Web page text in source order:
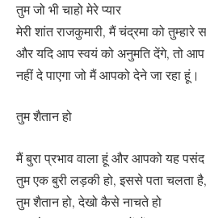
तुम जो भी चाहो मेरे प्यार
मेरी शांत राजकुमारी, मैं चंद्रमा को तुम्हारे
और यदि आप स्वयं को अनुमति देंगे, तो
नहीं दे पाएगा जो मैं आपको देने जा रहा हूं।
तुम शैतान हो
मैं बुरा प्रभाव वाला हूं और आपको यह
तुम एक बुरी लड़की हो, इससे पता चलता है,
तुम शैतान हो, देखो कैसे नाचते हो